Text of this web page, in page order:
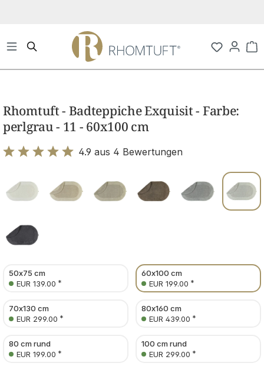
Rhomtuft - Badteppiche Exquisit - Farbe:
perlgrau - 11 - 60x100 cm
4.9 aus 4 Bewertungen
50x75 cm
EUR 139.00 *
60x100 cm
EUR 199.00 *
70x130 cm
EUR 299.00 *
80x160 cm
EUR 439.00 *
80 cm rund
EUR 199.00 *
100 cm rund
EUR 299.00 *